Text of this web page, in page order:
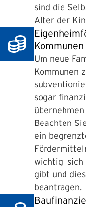
sind die
Alter der
Kommunen
Um neue
Kommunen
sogar
Beachten
ein
wichtig, sich
gibt und
beantragen.